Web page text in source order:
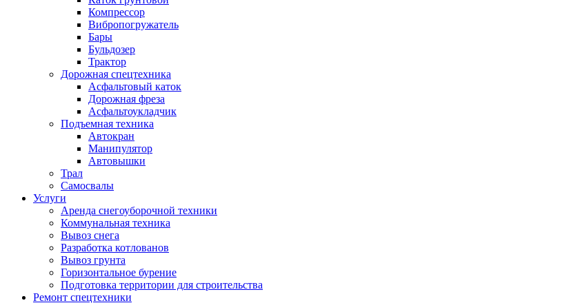
Компрессор
Вибропогружатель
Бары
Бульдозер
Трактор
Дорожная спецтехника
Асфальтовый каток
Дорожная фреза
Асфальтоукладчик
Подъемная техника
Автокран
Манипулятор
Автовышки
Трал
Самосвалы
Услуги
Аренда снегоуборочной техники
Коммунальная техника
Вывоз снега
Разработка котлованов
Вывоз грунта
Горизонтальное бурение
Подготовка территории для строительства
Ремонт спецтехники